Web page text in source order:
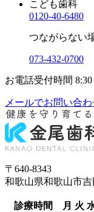
こども歯科
0120-40-6480
つながらない
073-432-0700
お電話受付時間
メールでお問い合
〒640-8343
和歌山県和歌山市吉
診療時間 月 火